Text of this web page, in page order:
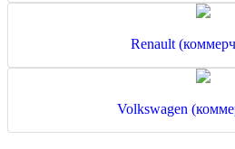
Renault
Volkswagen